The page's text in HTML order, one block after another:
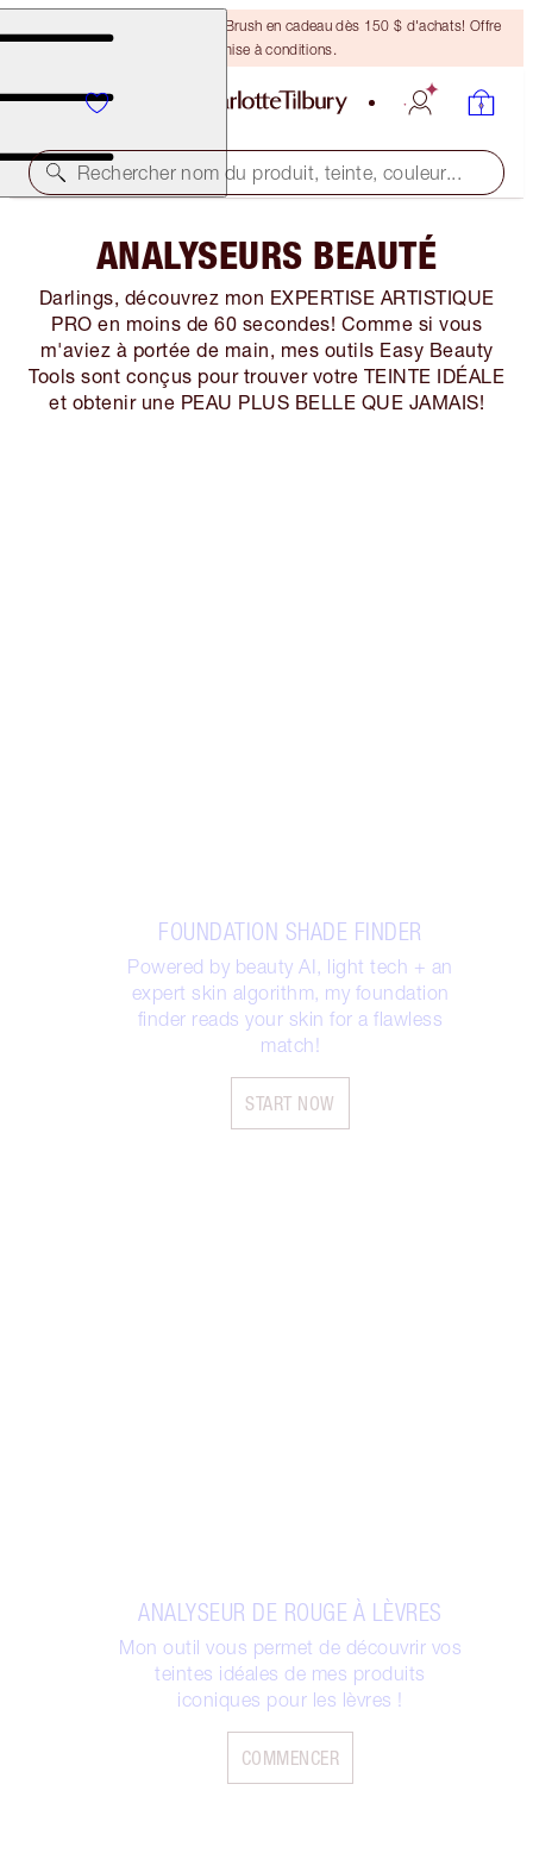
Recevez un pinceau Bronzing Brush en cadeau dès 150 $ d'achats! Offre
soumise à conditions.
Rechercher nom du produit, teinte, couleur...
ANALYSEURS BEAUTÉ
Darlings, découvrez mon EXPERTISE ARTISTIQUE
PRO en moins de 60 secondes! Comme si vous
m'aviez à portée de main, mes outils Easy Beauty
Tools sont conçus pour trouver votre TEINTE IDÉALE
et obtenir une PEAU PLUS BELLE QUE JAMAIS!
FOUNDATION SHADE FINDER
Powered by beauty AI, light tech + an
expert skin algorithm, my foundation
finder reads your skin for a flawless
match!
START NOW
ANALYSEUR DE ROUGE À LÈVRES
Mon outil vous permet de découvrir vos
teintes idéales de mes produits
iconiques pour les lèvres !
COMMENCER